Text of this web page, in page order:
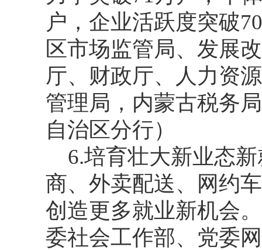
户，企业活跃度突破
区市场监管局、发展
厅、财政厅、人力资
管理局，内蒙古税务
自治区分行）
6.培育壮大新业态
商、外卖配送、网约
创造更多就业新机会
委社会工作部、党委